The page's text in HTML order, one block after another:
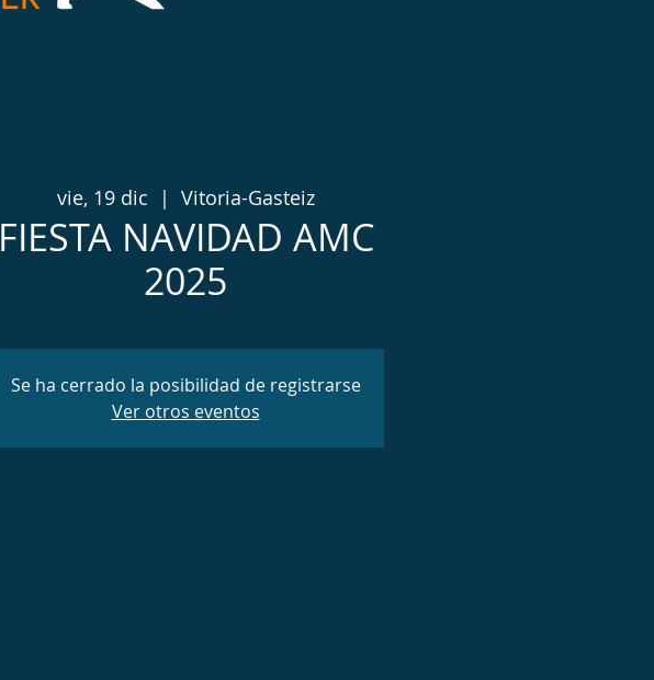
vie, 19 dic
  |
Vitoria-Gasteiz
FIESTA NAVIDAD AMC
2025
Se ha cerrado la posibilidad de registrarse
Ver otros eventos